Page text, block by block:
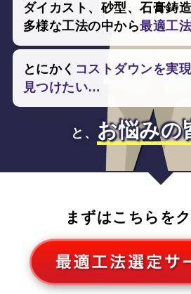
ダイカスト、砂型、石膏鋳造
多様な工法の中から最適工
とにかく コストダウンを実
見つけたい…
と、 お悩みの
まずはこちらを